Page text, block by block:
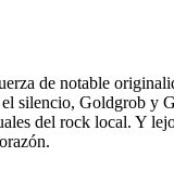
de notable
silencio, Goldgrob y
del rock local. Y